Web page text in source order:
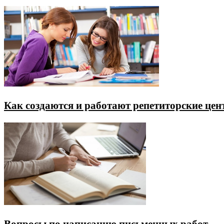
Как создаются и работают репетиторские